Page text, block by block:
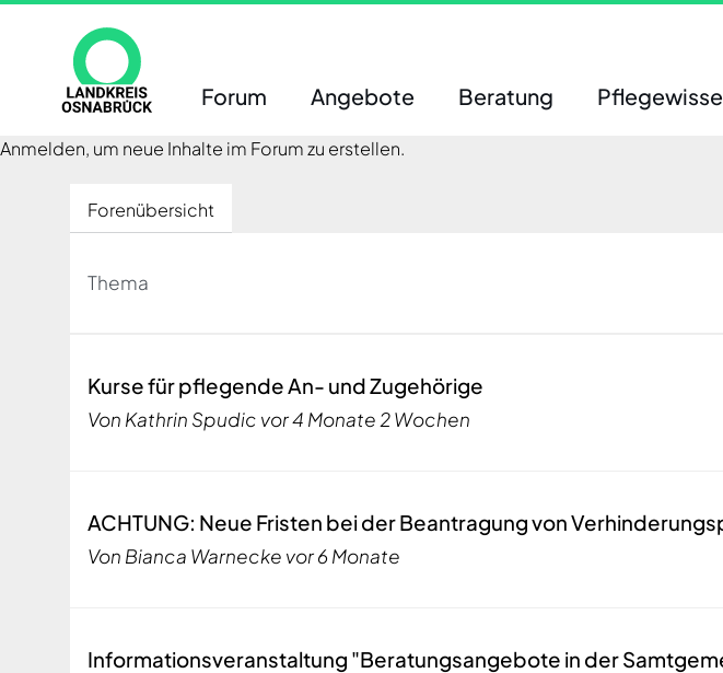
Forum Angebote Beratung
Anmelden, um neue Inhalte im Forum zu erstellen.
Forenübersicht
Thema
Normales
Thema
Kurse für pflegende An- und Zugehörige
Von Kathrin Spudic vor 4 Monate 2 Wochen
Normales
Thema
ACHTUNG: Neue Fristen bei der Beantragung von
Von Bianca Warnecke vor 6 Monate
Normales
Informationsveranstaltung "Beratungsangebote in der